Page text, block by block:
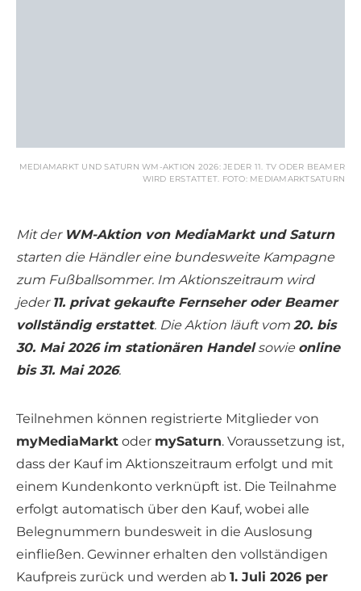
MEDIAMARKT UND SATURN WM-AKTION 2026: JEDER 11. TV ODER BEAMER
WIRD ERSTATTET. FOTO: MEDIAMARKTSATURN
Mit der WM-Aktion von MediaMarkt und Saturn
starten die Händler eine bundesweite Kampagne
zum Fußballsommer. Im Aktionszeitraum wird
jeder 11. privat gekaufte Fernseher oder Beamer
vollständig erstattet. Die Aktion läuft vom 20. bis
30. Mai 2026 im stationären Handelsowie online
bis 31. Mai 2026.
Teilnehmen können registrierte Mitglieder von
myMediaMarkt oder mySaturn. Voraussetzung ist,
dass der Kauf im Aktionszeitraum erfolgt und mit
einem Kundenkonto verknüpft ist. Die Teilnahme
erfolgt automatisch über den Kauf, wobei alle
Belegnummern bundesweit in die Auslosung
einfließen. Gewinner erhalten den vollständigen
Kaufpreis zurück und werden ab 1. Juli 2026 per